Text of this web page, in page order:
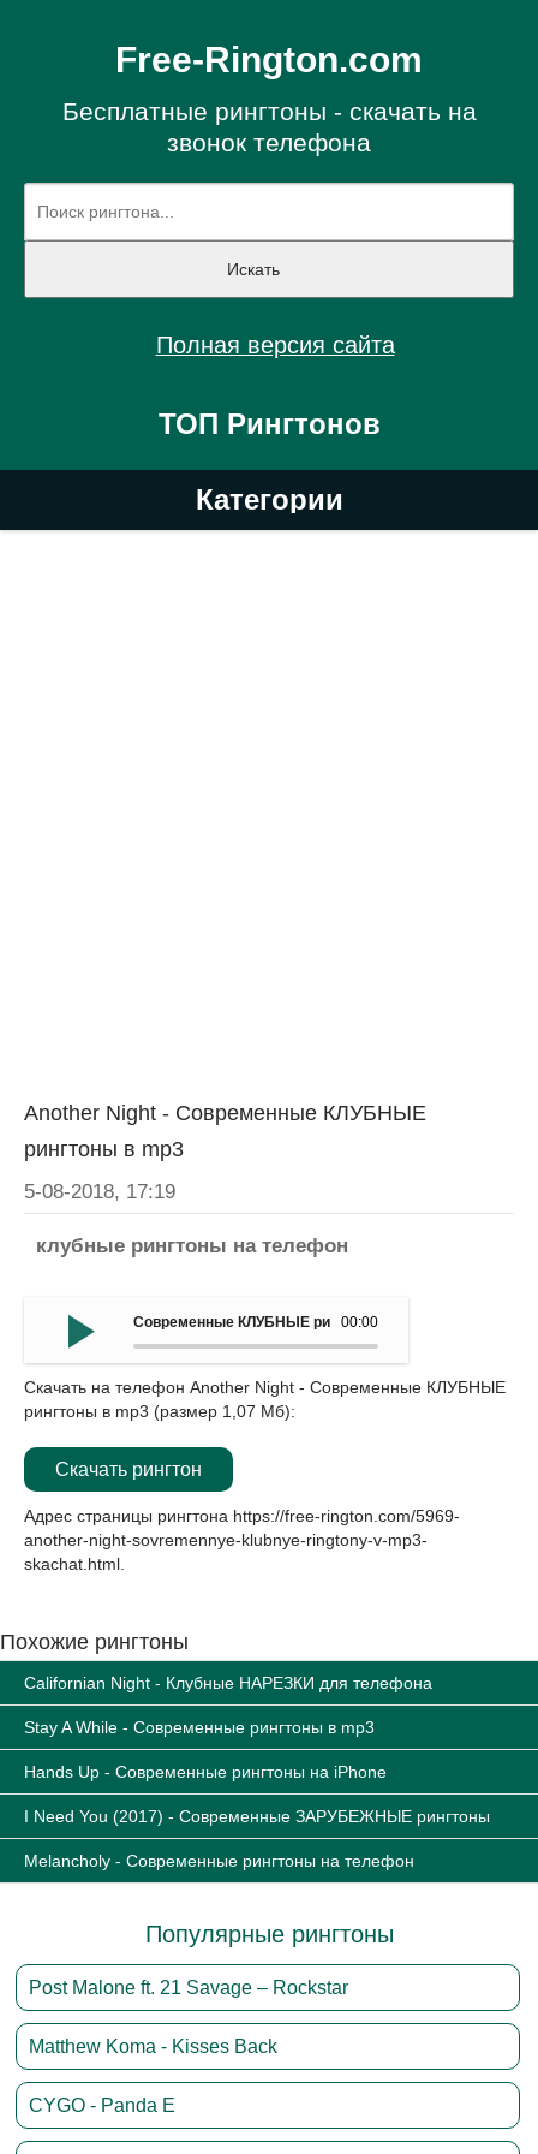
Free-Rington.com
Бесплатные рингтоны - скачать на
звонок телефона
Полная версия сайта
ТОП Рингтонов
Категории
Another Night - Современные КЛУБНЫЕ
рингтоны в mp3
5-08-2018, 17:19
клубные рингтоны на телефон
00:00
Современные КЛУБНЫЕ рингтоны в mp3 - Another Night
Скачать на телефон Another Night - Современные КЛУБНЫЕ
рингтоны в mp3 (размер 1,07 Мб):
Скачать рингтон
Адрес страницы рингтона https://free-rington.com/5969-
another-night-sovremennye-klubnye-ringtony-v-mp3-
skachat.html
Похожие рингтоны
Californian Night - Клубные НАРЕЗКИ для телефона
Stay A While - Современные рингтоны в mp3
Hands Up - Современные рингтоны на iPhone
I Need You (2017) - Современные ЗАРУБЕЖНЫЕ рингтоны
Melancholy - Современные рингтоны на телефон
Популярные рингтоны
Post Malone ft. 21 Savage – Rockstar
Matthew Koma - Kisses Back
CYGO - Panda E